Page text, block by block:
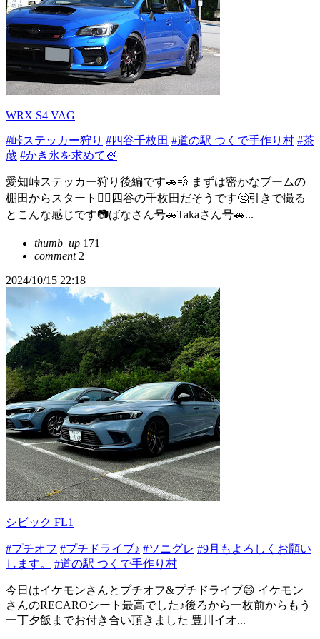
WRX S4 VAG
#峠ステッカー狩り #四谷千枚田 #道の駅 つくで手作り村 #茶
蔵 #かき氷を求めて🍧
愛知峠ステッカー狩り後編です🚗💨 まずは密かなブームの
棚田からスタート👍🏻四谷の千枚田だそうです🤔引きで撮る
とこんな感じです📷ばなさん号🚗Takaさん号🚗...
thumb_up 171
comment2
2024/10/15 22:18
シビック FL1
#プチオフ #プチドライブ♪ #ソニグレ #9月もよろしくお願い
します。
#道の駅 つくで手作り村
今日はイケモンさんとプチオフ&プチドライブ😄 イケモン
さんのRECAROシート最高でした♪後ろから一枚前からもう
一丁夕飯までお付き合い頂きました 豊川イオ...